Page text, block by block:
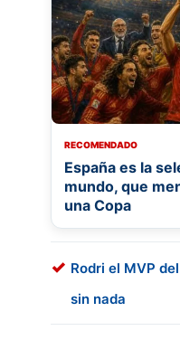
RECOMENDADO
España es la
mundo, que
una Copa
Rodri el MVP
sin nada